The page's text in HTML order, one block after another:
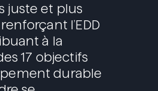
juste et plus
l’EDD
à la
17 objectifs
durable